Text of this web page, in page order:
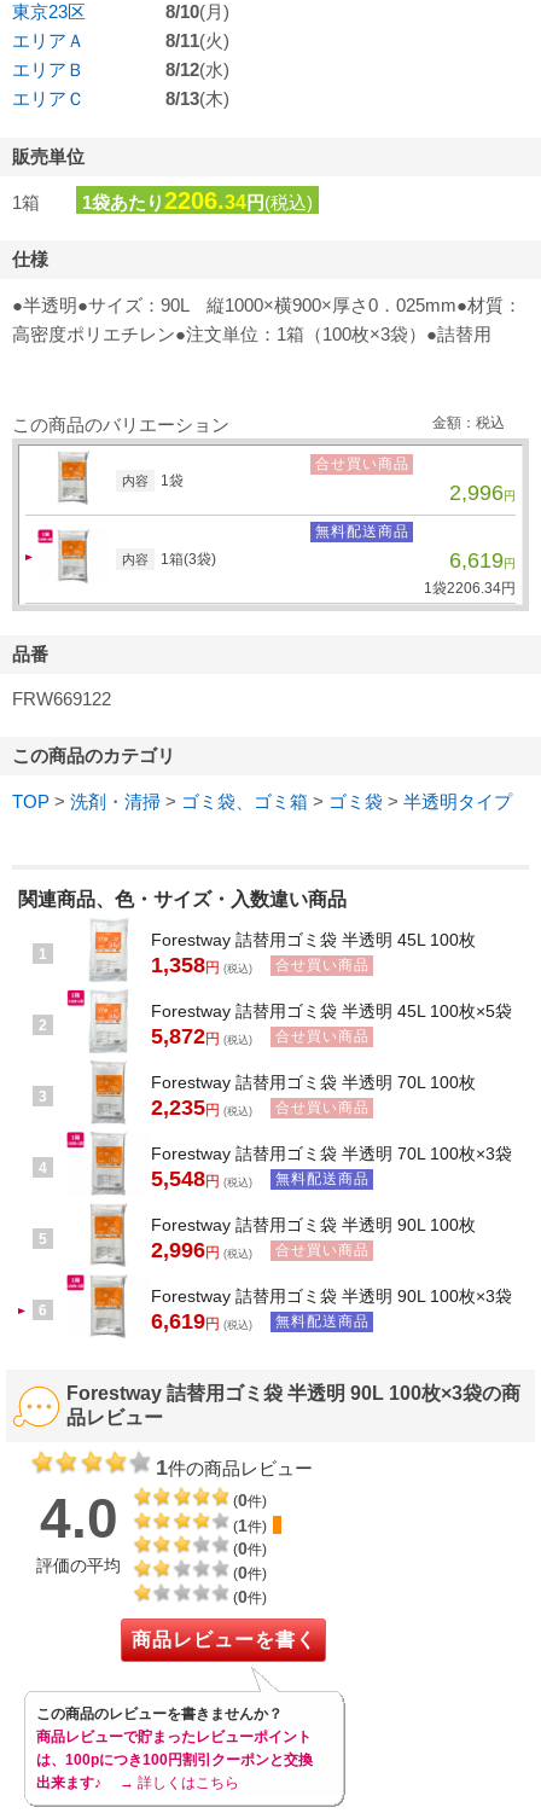
東京23区 8/10(月)
エリアＡ
8/11(火)
エリアＢ
8/12(水)
エリアＣ
8/13(木)
販売単位
1箱 1袋あたり2206.34円(税込)
仕様
●半透明●サイズ：90L 縦1000×横900×厚さ0．025mm●材質：
高密度ポリエチレン●注文単位：1箱（100枚×3袋）●詰替用
この商品のバリエーション 金額：税込
内容 1袋
合せ買い商品
2,996円
内容 1箱(3袋)
無料配送商品
6,619円
1袋2206.34円
品番
FRW669122
この商品のカテゴリ
TOP > 洗剤・清掃 > ゴミ袋、ゴミ箱 > ゴミ袋 > 半透明タイプ
関連商品、色・サイズ・入数違い商品
1
Forestway 詰替用ゴミ袋 半透明 45L 100枚
1,358円 (税込) 合せ買い商品
2
Forestway 詰替用ゴミ袋 半透明 45L 100枚×5袋
5,872円 (税込) 合せ買い商品
3
Forestway 詰替用ゴミ袋 半透明 70L 100枚
2,235円 (税込) 合せ買い商品
4
Forestway 詰替用ゴミ袋 半透明 70L 100枚×3袋
5,548円 (税込) 無料配送商品
5
Forestway 詰替用ゴミ袋 半透明 90L 100枚
2,996円 (税込) 合せ買い商品
6
Forestway 詰替用ゴミ袋 半透明 90L 100枚×3袋
6,619円 (税込) 無料配送商品
Forestway 詰替用ゴミ袋 半透明 90L 100枚×3袋の商
品レビュー
1件の商品レビュー
4.0
評価の平均
(0件)
(1件)
(0件)
(0件)
(0件)
商品レビューを書く
この商品のレビューを書きませんか？
商品レビューで貯まったレビューポイント
は、100pにつき100円割引クーポンと交換
出来ます♪
→ 詳しくはこちら